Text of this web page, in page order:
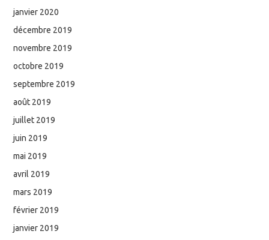
janvier 2020
décembre 2019
novembre 2019
octobre 2019
septembre 2019
août 2019
juillet 2019
juin 2019
mai 2019
avril 2019
mars 2019
février 2019
janvier 2019